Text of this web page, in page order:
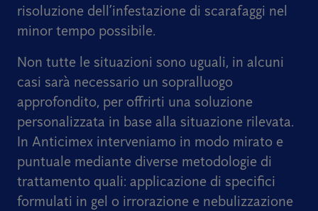
risoluzione dell’infestazione di scarafaggi nel
minor tempo possibile.
Non tutte le situazioni sono uguali, in alcuni
casi sarà necessario un sopralluogo
approfondito, per offrirti una soluzione
personalizzata in base alla situazione rilevata.
In Anticimex interveniamo in modo mirato e
puntuale mediante diverse metodologie di
trattamento quali: applicazione di specifici
formulati in gel o irrorazione e nebulizzazione